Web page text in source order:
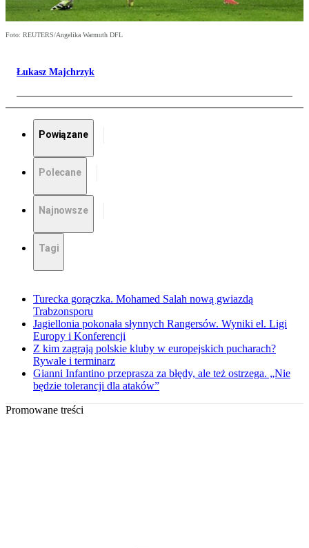
Foto: REUTERS/Angelika Warmuth DFL
Łukasz Majchrzyk
Powiązane
Polecane
Najnowsze
Tagi
Turecka gorączka. Mohamed Salah nową gwiazdą
Trabzonsporu
Jagiellonia pokonała słynnych Rangersów. Wyniki el. Ligi
Europy i Konferencji
Z kim zagrają polskie kluby w europejskich pucharach?
Rywale i terminarz
Gianni Infantino przeprasza za błędy, ale też ostrzega. „Nie
będzie tolerancji dla ataków”
Promowane treści